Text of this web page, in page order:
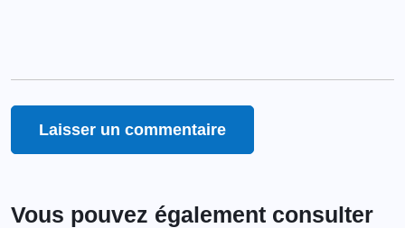
Vous pouvez également consulter